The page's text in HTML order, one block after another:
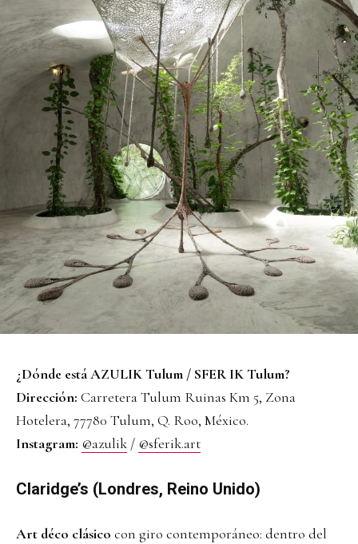
¿Dónde está AZULIK Tulum / SFER IK Tulum?
Dirección: Carretera Tulum Ruinas Km 5, Zona
Hotelera, 77780 Tulum, Q. Roo, México.
Instagram: @azulik / @sferik.art
Claridge’s (Londres, Reino Unido)
Art déco clásico con giro contemporáneo: dentro del